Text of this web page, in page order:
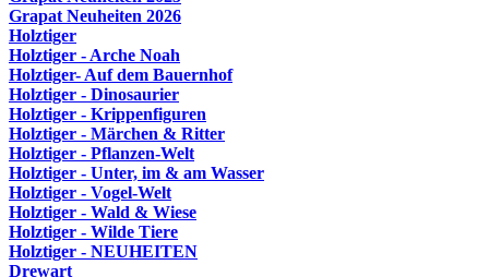
Grapat Neuheiten 2026
Holztiger
Holztiger - Arche Noah
Holztiger- Auf dem Bauernhof
Holztiger - Dinosaurier
Holztiger - Krippenfiguren
Holztiger - Märchen & Ritter
Holztiger - Pflanzen-Welt
Holztiger - Unter, im & am Wasser
Holztiger - Vogel-Welt
Holztiger - Wald & Wiese
Holztiger - Wilde Tiere
Holztiger - NEUHEITEN
Drewart